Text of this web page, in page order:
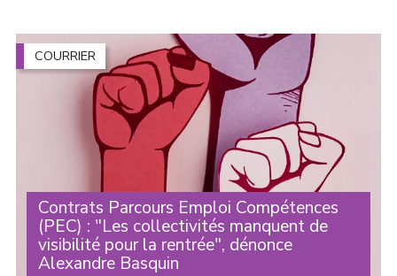
Stérin. Pour rappel, cette commission (...)
COURRIER
Contrats Parcours Emploi Compétences
(PEC) : "Les collectivités manquent de
visibilité pour la rentrée", dénonce
Alexandre Basquin